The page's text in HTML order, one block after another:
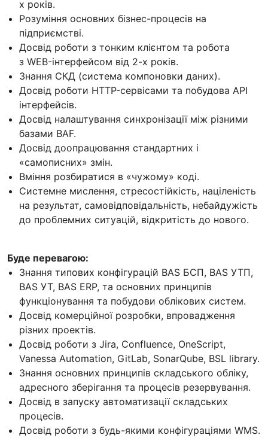
х років.
Розуміння основних бізнес-процесів на
підприємстві.
Досвід роботи з тонким клієнтом та робота
з WEB-інтерфейсом від 2-х років.
Знання СКД (система компоновки даних).
Досвід роботи HTTP-сервісами та побудова API
інтерфейсів.
Досвід налаштування синхронізації між різними
базами BAF.
Досвід доопрацювання стандартних і
«самописних» змін.
Вміння розбиратися в «чужому» коді.
Системне мислення, стресостійкість, націленість
на результат, самовідповідальність, небайдужість
до проблемних ситуацій, відкритість до нового.
Буде перевагою:
Знання типових конфігурацій BAS БСП, BAS УТП,
BAS УТ, BAS ERP, та основних принципів
функціонування та побудови облікових систем.
Досвід комерційної розробки, впровадження
різних проектів.
Досвід роботи з Jira, Confluence, OneScript,
Vanessa Automation, GitLab, SonarQube, BSL library.
Знання основних принципів складського обліку,
адресного зберігання та процесів резервування.
Досвід в запуску автоматизації складських
процесів.
Досвід роботи з будь-якими конфігураціями WMS.